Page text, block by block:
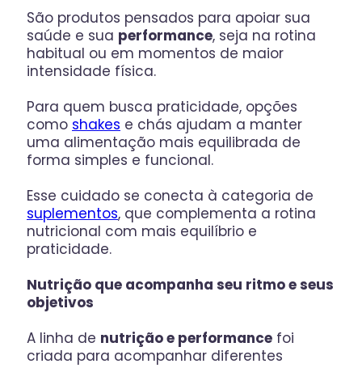
São produtos pensados para apoiar sua
saúde e sua performance, seja na rotina
habitual ou em momentos de maior
intensidade física.
Para quem busca praticidade, opções
como shakes e chás ajudam a manter
uma alimentação mais equilibrada de
forma simples e funcional.
Esse cuidado se conecta à categoria de
suplementos, que complementa a rotina
nutricional com mais equilíbrio e
praticidade.
Nutrição que acompanha seu ritmo e seus
objetivos
A linha de nutrição e performance foi
criada para acompanhar diferentes